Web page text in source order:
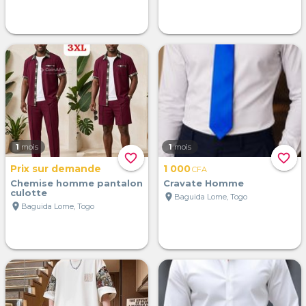
favorite_border
1 mois
Prix sur demande
Chemise homme pantalon
culotte
location_on Baguida Lome, Togo
favorite_border
1 mois
1 000CFA
Cravate Homme
location_on Baguida Lome, Togo